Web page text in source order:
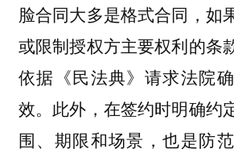
脸合同大多是格式合同，如
或限制授权方主要权利的条
依据《民法典》请求法院
效。此外，在签约时明确约
围、期限和场景，也是防